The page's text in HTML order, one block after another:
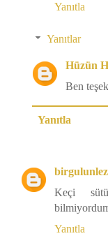
Yanıtla
Yanıtlar
Hüzün
Ben
Yanıtla
Keçi
Yanıtla